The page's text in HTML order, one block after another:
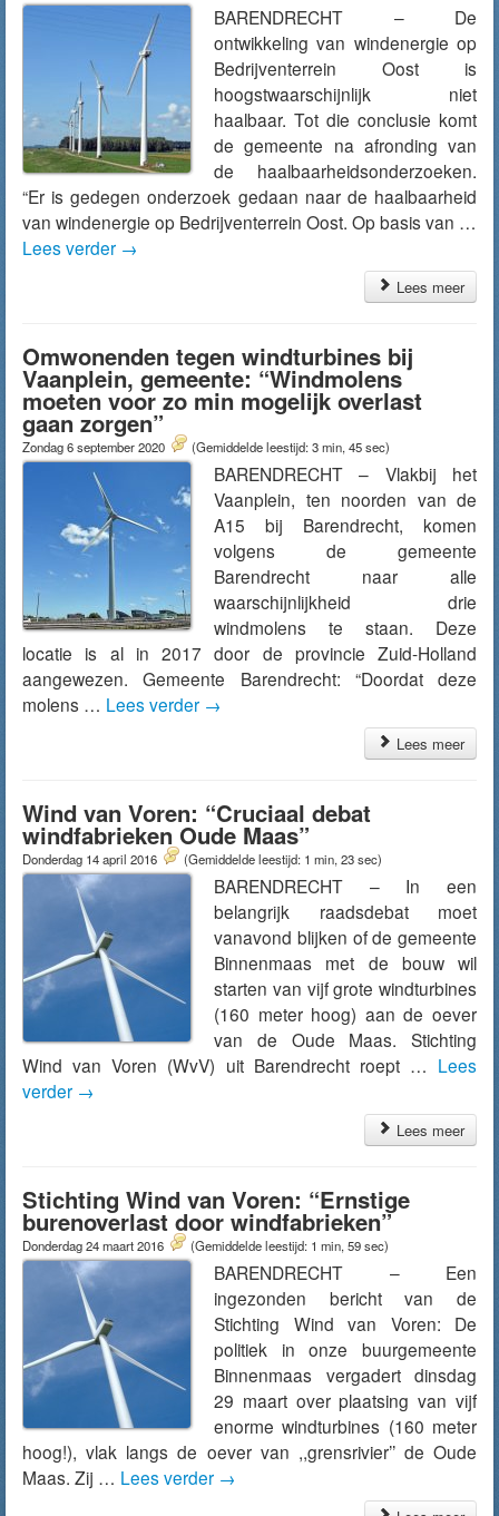
BARENDRECHT – De
ontwikkeling van windenergie op
Bedrijventerrein Oost is
hoogstwaarschijnlijk niet
haalbaar. Tot die conclusie komt
de gemeente na afronding van
de haalbaarheidsonderzoeken.
“Er is gedegen onderzoek gedaan naar de haalbaarheid
van windenergie op Bedrijventerrein Oost. Op basis van …
Lees verder →
Lees meer
Omwonenden tegen windturbines bij
Vaanplein, gemeente: “Windmolens
moeten voor zo min mogelijk overlast
gaan zorgen”
Zondag 6 september 2020 (Gemiddelde leestijd: 3 min, 45 sec)
BARENDRECHT – Vlakbij het
Vaanplein, ten noorden van de
A15 bij Barendrecht, komen
volgens de gemeente
Barendrecht naar alle
waarschijnlijkheid drie
windmolens te staan. Deze
locatie is al in 2017 door de provincie Zuid-Holland
aangewezen. Gemeente Barendrecht: “Doordat deze
molens … Lees verder →
Lees meer
Wind van Voren: “Cruciaal debat
windfabrieken Oude Maas”
Donderdag 14 april 2016 (Gemiddelde leestijd: 1 min, 23 sec)
BARENDRECHT – In een
belangrijk raadsdebat moet
vanavond blijken of de gemeente
Binnenmaas met de bouw wil
starten van vijf grote windturbines
(160 meter hoog) aan de oever
van de Oude Maas. Stichting
Wind van Voren (WvV) uit Barendrecht roept … Lees
verder →
Lees meer
Stichting Wind van Voren: “Ernstige
burenoverlast door windfabrieken”
Donderdag 24 maart 2016 (Gemiddelde leestijd: 1 min, 59 sec)
BARENDRECHT – Een
ingezonden bericht van de
Stichting Wind van Voren: De
politiek in onze buurgemeente
Binnenmaas vergadert dinsdag
29 maart over plaatsing van vijf
enorme windturbines (160 meter
hoog!), vlak langs de oever van ,,grensrivier’’ de Oude
Maas. Zij … Lees verder →